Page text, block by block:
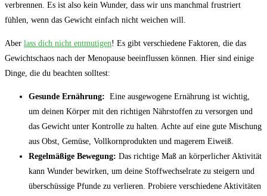
verbrennen. Es ist also ‌kein Wunder, dass wir uns manchmal frustriert
fühlen, wenn das ⁤Gewicht einfach nicht weichen will.
Aber lass dich nicht entmutigen! Es gibt​ verschiedene Faktoren, die das⁢
Gewichtschaos nach der⁣ Menopause beeinflussen ‍können. Hier sind⁢ einige ​
Dinge, die du⁣ beachten solltest:
Gesunde Ernährung: ⁣ Eine ausgewogene ⁣Ernährung ist⁤ wichtig,
‌um ​deinen Körper ‌mit‍ den richtigen Nährstoffen zu versorgen ​und
das Gewicht unter‍ Kontrolle zu halten. Achte auf​ eine gute Mischung
aus Obst, ​Gemüse, Vollkornprodukten​ und⁣ magerem Eiweiß.
Regelmäßige Bewegung: ‌Das richtige‍ Maß an ‌körperlicher Aktivität
kann Wunder bewirken, um deine Stoffwechselrate zu steigern und‌
überschüssige Pfunde zu verlieren. Probiere verschiedene Aktivitäten